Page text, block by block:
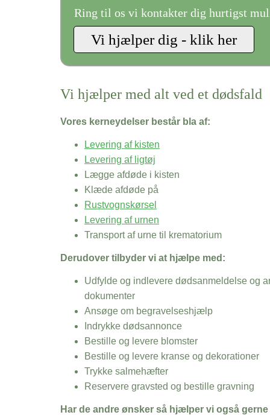
Ring til os vi kontakter dig hurtigst
Vi hjælper med alt ved et dødsfald
Vores kerneydelser består bla af:
Levering af kisten
Levering af ligtøj
Lægge afdøde i kisten
Klæde afdøde på
Rustvognskørsel
Levering af urnen
Transport af urne til krematorium
Derudover tilbyder vi at hjælpe med:
Udfylde og indlevere dødsanmeldelse og
dokumenter
Ansøge om begravelseshjælp
Indrykke dødsannonce
Bestille og levere blomster
Bestille og levere kranse og dekorationer
Trykke salmehæfter
Reservere gravsted og bestille gravning
Har de andre ønsker så hjælper vi også gerne